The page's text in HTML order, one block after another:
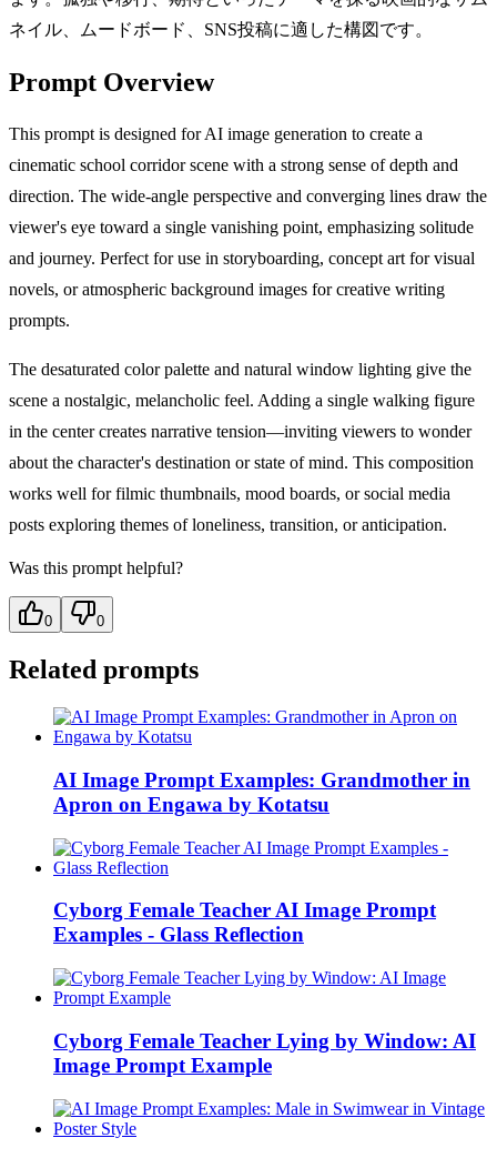
ネイル、ムードボード、SNS投稿に適した構図です。
Prompt Overview
This prompt is designed for AI image generation to create a
cinematic school corridor scene with a strong sense of depth and
direction. The wide-angle perspective and converging lines draw the
viewer's eye toward a single vanishing point, emphasizing solitude
and journey. Perfect for use in storyboarding, concept art for visual
novels, or atmospheric background images for creative writing
prompts.
The desaturated color palette and natural window lighting give the
scene a nostalgic, melancholic feel. Adding a single walking figure
in the center creates narrative tension—inviting viewers to wonder
about the character's destination or state of mind. This composition
works well for filmic thumbnails, mood boards, or social media
posts exploring themes of loneliness, transition, or anticipation.
Was this prompt helpful?
0 0
Related prompts
AI Image Prompt Examples: Grandmother in
Apron on Engawa by Kotatsu
Cyborg Female Teacher AI Image Prompt
Examples - Glass Reflection
Cyborg Female Teacher Lying by Window: AI
Image Prompt Example